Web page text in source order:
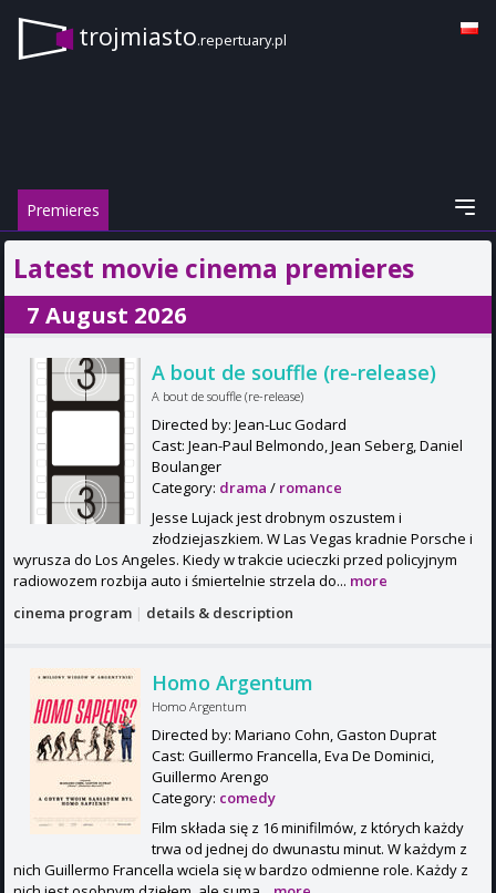
trojmiasto.repertuary.pl
Premieres
Latest movie cinema premieres
7 August 2026
A bout de souffle (re-release)
A bout de souffle (re-release)
Directed by: Jean-Luc Godard
Cast: Jean-Paul Belmondo, Jean Seberg, Daniel
Boulanger
Category: drama / romance
Jesse Lujack jest drobnym oszustem i
złodziejaszkiem. W Las Vegas kradnie Porsche i
wyrusza do Los Angeles. Kiedy w trakcie ucieczki przed policyjnym
radiowozem rozbija auto i śmiertelnie strzela do... more
cinema program | details & description
Homo Argentum
Homo Argentum
Directed by: Mariano Cohn, Gaston Duprat
Cast: Guillermo Francella, Eva De Dominici,
Guillermo Arengo
Category: comedy
Film składa się z 16 minifilmów, z których każdy
trwa od jednej do dwunastu minut. W każdym z
nich Guillermo Francella wciela się w bardzo odmienne role. Każdy z